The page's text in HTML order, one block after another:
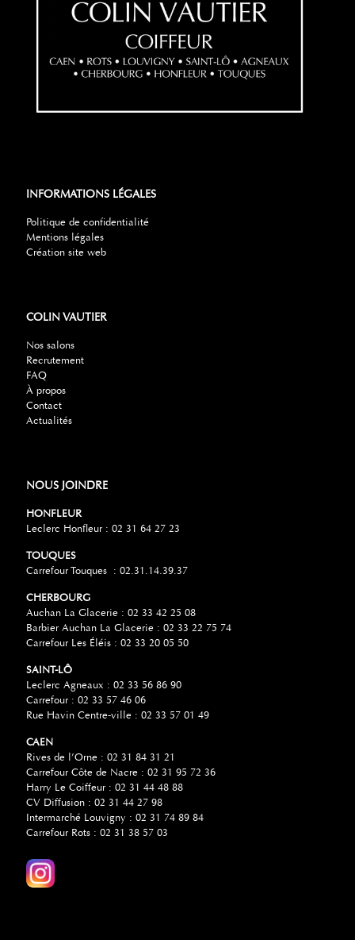
INFORMATIONS LÉGALES
Politique de confidentialité
Mentions légales
Création site web
COLIN VAUTIER
Nos salons
Recrutement
FAQ
À propos
Contact
Actualités
NOUS JOINDRE
HONFLEUR
Leclerc Honfleur : 02 31 64 27 23
TOUQUES
Carrefour Touques : 02.31.14.39.37
CHERBOURG
Auchan La Glacerie : 02 33 42 25 08
Barbier Auchan La Glacerie : 02 33 22 75 74
Carrefour Les Éléis : 02 33 20 05 50
SAINT-LÔ
Leclerc Agneaux : 02 33 56 86 90
Carrefour : 02 33 57 46 06
Rue Havin Centre-ville : 02 33 57 01 49
CAEN
Rives de l’Orne : 02 31 84 31 21
Carrefour Côte de Nacre : 02 31 95 72 36
Harry Le Coiffeur : 02 31 44 48 88
CV Diffusion : 02 31 44 27 98
Intermarché Louvigny : 02 31 74 89 84
Carrefour Rots : 02 31 38 57 03